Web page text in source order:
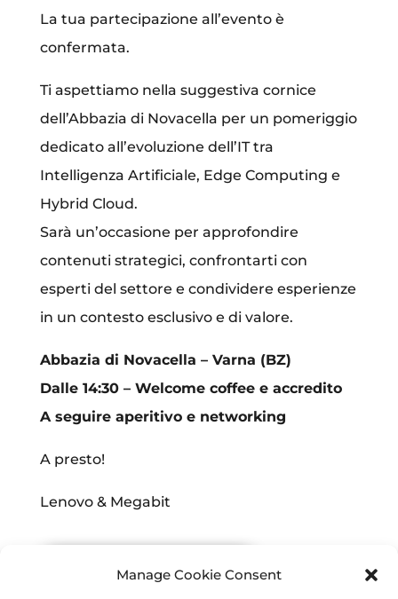
Manage Cookie Consent
La tua partecipazione all’evento è
confermata.
Ti aspettiamo nella suggestiva cornice
dell’Abbazia di Novacella per un pomeriggio
dedicato all’evoluzione dell’IT tra
Intelligenza Artificiale, Edge Computing e
Hybrid Cloud.
Sarà un’occasione per approfondire
contenuti strategici, confrontarti con
esperti del settore e condividere esperienze
in un contesto esclusivo e di valore.
Abbazia di Novacella – Varna (BZ)
Dalle 14:30 – Welcome coffee e accredito
A seguire aperitivo e networking
A presto!
Lenovo & Megabit